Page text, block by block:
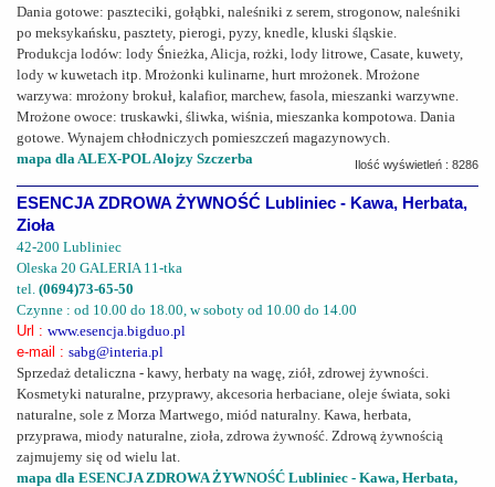
Dania gotowe: paszteciki, gołąbki, naleśniki z serem, strogonow, naleśniki
po meksykańsku, pasztety, pierogi, pyzy, knedle, kluski śląskie.
Produkcja lodów: lody Śnieżka, Alicja, rożki, lody litrowe, Casate, kuwety,
lody w kuwetach itp. Mrożonki kulinarne, hurt mrożonek. Mrożone
warzywa: mrożony brokuł, kalafior, marchew, fasola, mieszanki warzywne.
Mrożone owoce: truskawki, śliwka, wiśnia, mieszanka kompotowa. Dania
gotowe. Wynajem chłodniczych pomieszczeń magazynowych.
mapa dla ALEX-POL Alojzy Szczerba
Ilość wyświetleń : 8286
ESENCJA ZDROWA ŻYWNOŚĆ Lubliniec - Kawa, Herbata,
Zioła
42-200 Lubliniec
Oleska 20 GALERIA 11-tka
tel. (0694)73-65-50
Czynne : od 10.00 do 18.00, w soboty od 10.00 do 14.00
Url : www.esencja.bigduo.pl
e-mail : sabg@interia.pl
Sprzedaż detaliczna - kawy, herbaty na wagę, ziół, zdrowej żywności.
Kosmetyki naturalne, przyprawy, akcesoria herbaciane, oleje świata, soki
naturalne, sole z Morza Martwego, miód naturalny. Kawa, herbata,
przyprawa, miody naturalne, zioła, zdrowa żywność. Zdrową żywnością
zajmujemy się od wielu lat.
mapa dla ESENCJA ZDROWA ŻYWNOŚĆ Lubliniec - Kawa, Herbata,